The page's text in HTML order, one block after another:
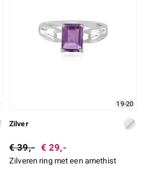
19-20
Zilver
€ 39,- € 29,-
Zilveren ring met een amethist